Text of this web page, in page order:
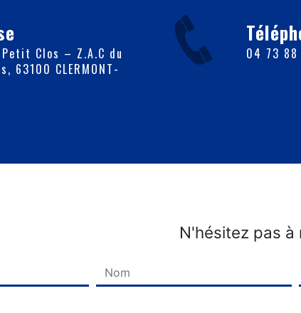
63100 CLERMONT-
04 73
N'hésitez pas